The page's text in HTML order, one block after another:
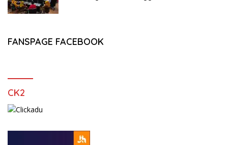
FANSPAGE FACEBOOK
CK2